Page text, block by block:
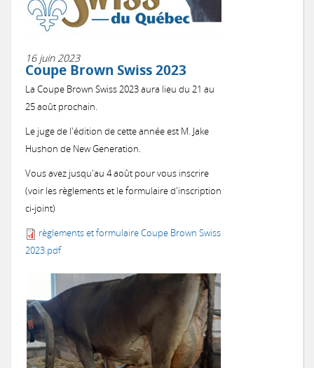
16 juin 2023
Coupe Brown Swiss 2023
La Coupe Brown Swiss 2023 aura lieu du 21 au
25 août prochain.
Le juge de l'édition de cette année est M. Jake
Hushon de New Generation.
Vous avez jusqu'au 4 août pour vous inscrire
(voir les règlements et le formulaire d'inscription
ci-joint)
règlements et formulaire Coupe Brown Swiss
2023.pdf